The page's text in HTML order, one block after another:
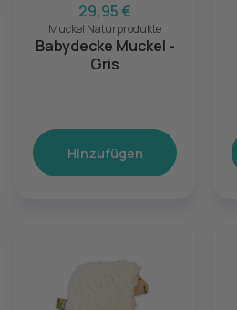
29,95 €
Muckel Naturprodukte
Babydecke Muckel -
Gris
Hinzufügen